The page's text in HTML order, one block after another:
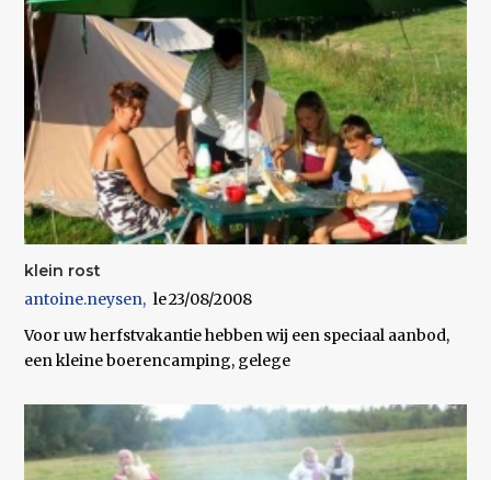
klein rost
antoine.neysen
23/08/2008
Voor uw herfstvakantie hebben wij een speciaal aanbod,
een kleine boerencamping, gelege